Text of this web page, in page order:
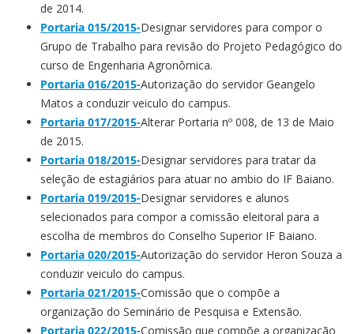
de 2014.
Portaria 015/2015-Designar servidores para compor o
Grupo de Trabalho para revisão do Projeto Pedagógico do
curso de Engenharia Agronômica.
Portaria 016/2015-Autorização do servidor Geangelo
Matos a conduzir veiculo do campus.
Portaria 017/2015-Alterar Portaria nº 008, de 13 de Maio
de 2015.
Portaria 018/2015-Designar servidores para tratar da
seleção de estagiários para atuar no ambio do IF Baiano.
Portaria 019/2015-Designar servidores e alunos
selecionados para compor a comissão eleitoral para a
escolha de membros do Conselho Superior IF Baiano.
Portaria 020/2015-Autorização do servidor Heron Souza a
conduzir veiculo do campus.
Portaria 021/2015-Comissão que o compõe a
organização do Seminário de Pesquisa e Extensão.
Portaria 022/2015-Comissão que compõe a organização